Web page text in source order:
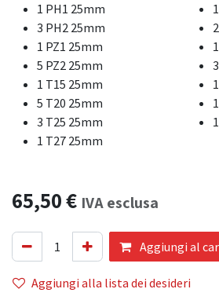
1 PH1 25mm
3 PH2 25mm
1 PZ1 25mm
5 PZ2 25mm
1 T15 25mm
5 T20 25mm
3 T25 25mm
1 T27 25mm
65,50€ IVA esclusa
Aggiungi al
Aggiungi alla lista dei desideri